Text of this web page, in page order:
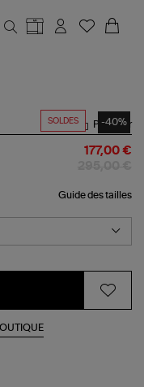
SOLDES -40%
Partager
177,00 €
Guide des tailles